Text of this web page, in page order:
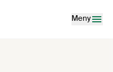
Meny